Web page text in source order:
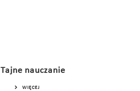
Tajne nauczanie
WIĘCEJ